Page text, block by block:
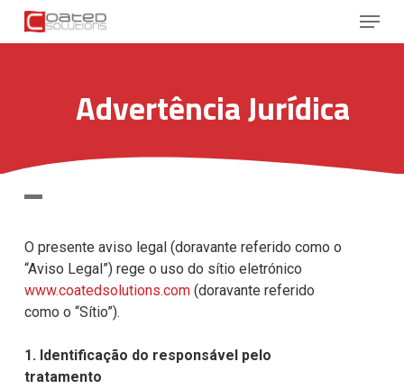
Skip
Menu
Advertência Jurídica
O presente aviso legal (doravante referido como o
“Aviso Legal”) rege o uso do sítio eletrónico
www.coatedsolutions.com (doravante referido
como o “Sítio”).
1. Identificação do responsável pelo
tratamento